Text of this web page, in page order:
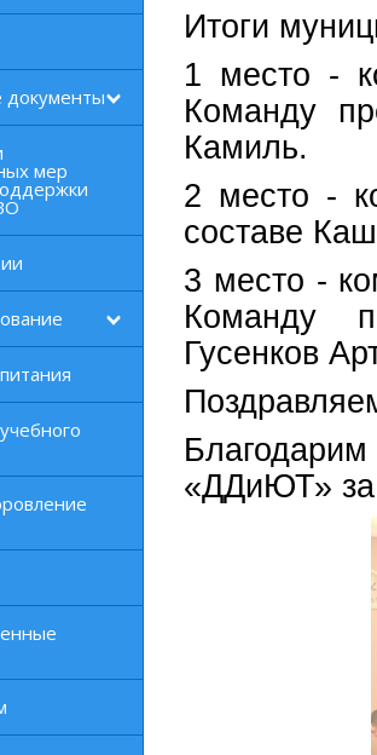
мер
Итоги
1 место -
Команду
Камиль.
2 место -
составе
3 место -
Команду
Гусенков
«ДДиЮТ» за